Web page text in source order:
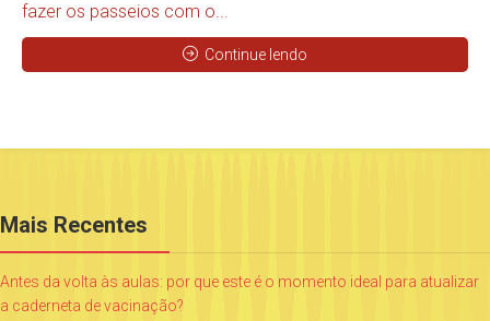
fazer os passeios com o...
Continue lendo
Mais Recentes
Antes da volta às aulas: por que este é o momento ideal para atualizar
a caderneta de vacinação?